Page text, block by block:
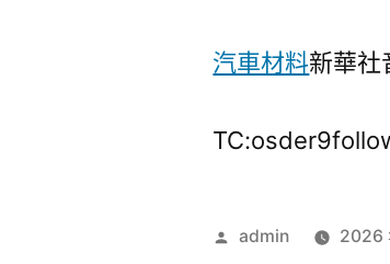
汽車材料新華社
作
admin 2026